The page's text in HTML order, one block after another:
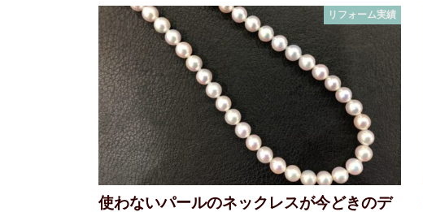
リフォーム実績
使わないパールのネックレスが今どきのデ